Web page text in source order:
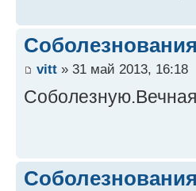
Соболезнования
vitt » 31 май 2013, 16:18
Соболезнования